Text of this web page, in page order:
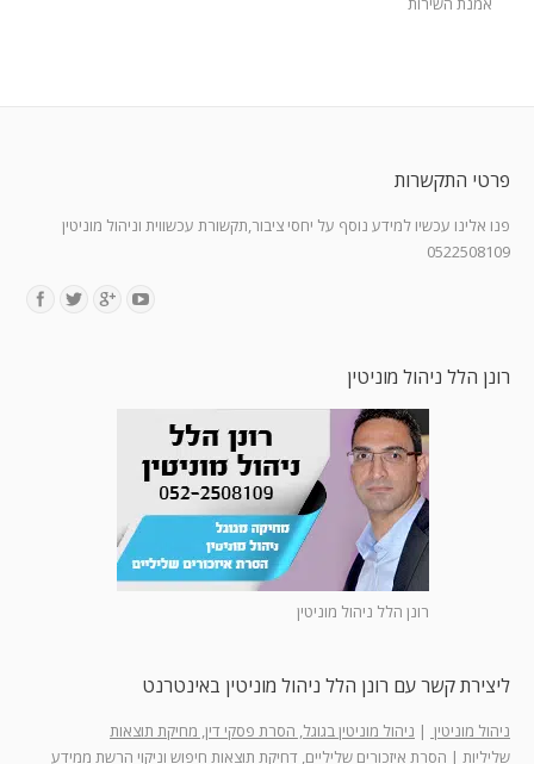
פרטי התקשרות
פנו אלינו עכשיו למידע נוסף על יחסי ציבור,תקשורת עכשווית וניהול מוניטין
0522508109
רונן הלל ניהול מוניטין
רונן הלל ניהול מוניטין
ליצירת קשר עם רונן הלל ניהול מוניטין באינטרנט
ניהול מוניטין | ניהול מוניטין בגוגל, הסרת פסקי דין, מחיקת תוצאות
שליליות | הסרת איזכורים שליליים, דחיקת תוצאות חיפוש וניקוי הרשת ממידע